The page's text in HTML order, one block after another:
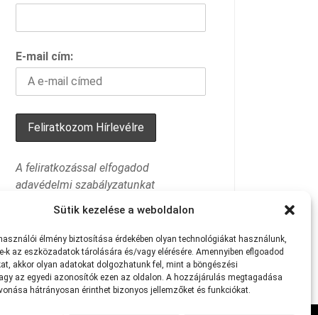
Sütik kezelése a weboldalon
élmény biztosítása érdekében olyan technológiákat használunk,
k az eszközadatok tárolására és/vagy elérésére. Amennyiben eflgoadod
, akkor olyan adatokat dolgozhatunk fel, mint a böngészési
az egyedi azonosítók ezen az oldalon. A hozzájárulás megtagadása
hátrányosan érinthet bizonyos jellemzőket ésfunkciókat.
E-mail cím:
A feliratkozással elfogadod
adavédelmi szabályzatunkat